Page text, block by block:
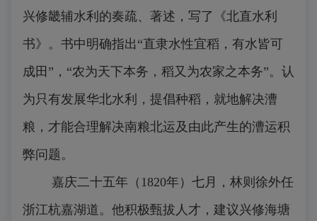
兴修畿辅水利的奏疏、著述，写了《北直水利
书》。书中明确指出“直隶水性宜稻，有水皆可
成田”，“农为天下本务，稻又为农家之本务”。认
为只有发展华北水利，提倡种稻，就地解决漕
粮，才能合理解决南粮北运及由此产生的漕运积
弊问题。
嘉庆二十五年（1820年）七月，林则徐外任
浙江杭嘉湖道。他积极甄拔人才，建议兴修海塘